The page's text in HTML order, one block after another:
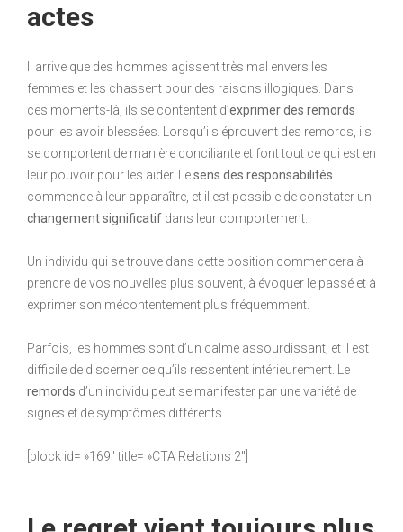
actes
Il arrive que des hommes agissent très mal envers les
femmes et les chassent pour des raisons illogiques. Dans
ces moments-là, ils se contentent d’exprimer des remords
pour les avoir blessées. Lorsqu’ils éprouvent des remords, ils
se comportent de manière conciliante et font tout ce qui est en
leur pouvoir pour les aider. Lesens des responsabilités
commence à leur apparaître, et il est possible de constater un
changement significatif dans leur comportement.
Un individu qui se trouve dans cette position commencera à
prendre de vos nouvelles plus souvent, à évoquer le passé et à
exprimer son mécontentement plus fréquemment.
Parfois, les hommes sont d’un calme assourdissant, et il est
difficile de discerner ce qu’ils ressentent intérieurement. Le
remords d’un individu peut se manifester par une variété de
signes et de symptômes différents.
[block id= »169″ title= »CTA Relations 2″]